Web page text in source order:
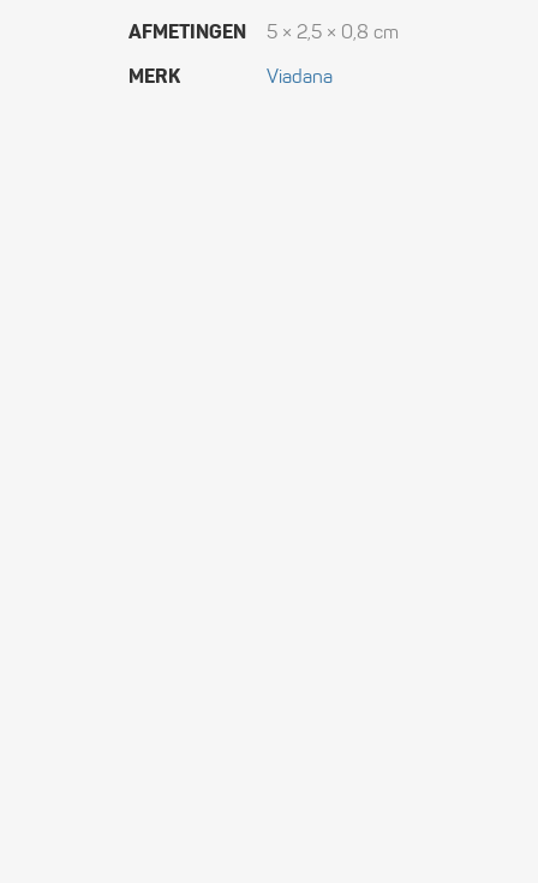
AFMETINGEN 5 × 2,5 × 0,8 cm
MERK Viadana